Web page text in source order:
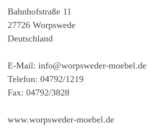
Bahnhofstraße 11
27726 Worpswede
Deutschland
E-Mail: info@worpsweder-moebel.de
Telefon: 04792/1219
Fax: 04792/3828
www.worpsweder-moebel.de